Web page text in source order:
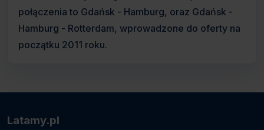
połączenia to Gdańsk - Hamburg, oraz Gdańsk -
Hamburg - Rotterdam, wprowadzone do oferty na
początku 2011 roku.
Latamy.pl